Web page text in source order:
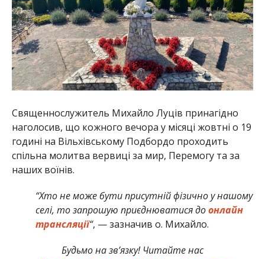
Священнослужитель Михайло Луців принагідно
наголосив, що кожного вечора у місяці жовтні о 19
годині на Вільхівському Подбордо проходить
спільна молитва вервиці за мир, Перемогу та за
наших воїнів.
“Хто не може бути присутній фізично у нашому
селі, то запрошую приєднюватися доонлайн
трансляції“, — зазначив о. Михайло.
Будьмо на зв’язку! Читайте нас